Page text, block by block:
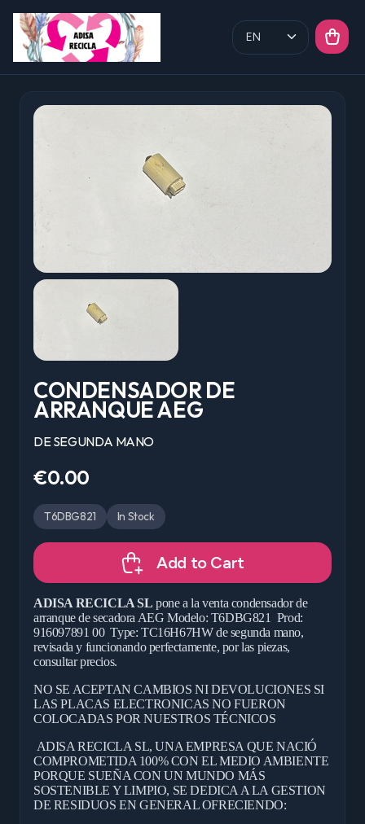
CONDENSADOR DE
ARRANQUE AEG
DE SEGUNDA MANO
€0.00
T6DBG821 In Stock
Add to Cart
ADISA RECICLA SL pone a la venta condensador de
arranque de secadora AEG Modelo: T6DBG821 Prod:
916097891 00 Type: TC16H67HW de segunda mano,
revisada y funcionando perfectamente, por las piezas,
consultar precios.
NO SE ACEPTAN CAMBIOS NI DEVOLUCIONES SI
LAS PLACAS ELECTRONICAS NO FUERON
COLOCADAS POR NUESTROS TÉCNICOS
ADISA RECICLA SL, UNA EMPRESA QUE NACIÓ
COMPROMETIDA 100% CON EL MEDIO AMBIENTE
PORQUE SUEÑA CON UN MUNDO MÁS
SOSTENIBLE Y LIMPIO, SE DEDICA A LA GESTION
DE RESIDUOS EN GENERAL OFRECIENDO: